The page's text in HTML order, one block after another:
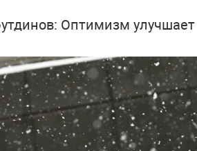
Оптимизм